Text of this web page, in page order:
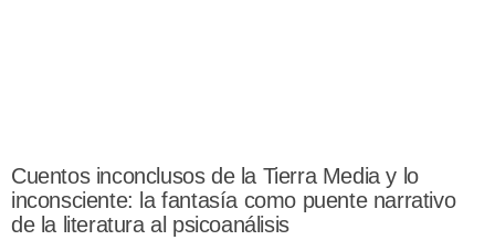
Cuentos inconclusos de la Tierra Media y lo
inconsciente: la fantasía como puente narrativo
de la literatura al psicoanálisis